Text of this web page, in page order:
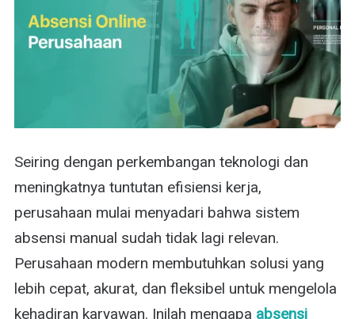
Seiring dengan perkembangan teknologi dan
meningkatnya tuntutan efisiensi kerja,
perusahaan mulai menyadari bahwa sistem
absensi manual sudah tidak lagi relevan.
Perusahaan modern membutuhkan solusi yang
lebih cepat, akurat, dan fleksibel untuk mengelola
kehadiran karyawan. Inilah mengapa absensi